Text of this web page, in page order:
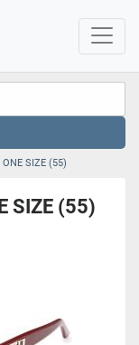
SIZE (55)
SIZE (55)